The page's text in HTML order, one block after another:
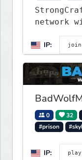
network
Towny,
and
start
IP:
0 32
#prison
IP: